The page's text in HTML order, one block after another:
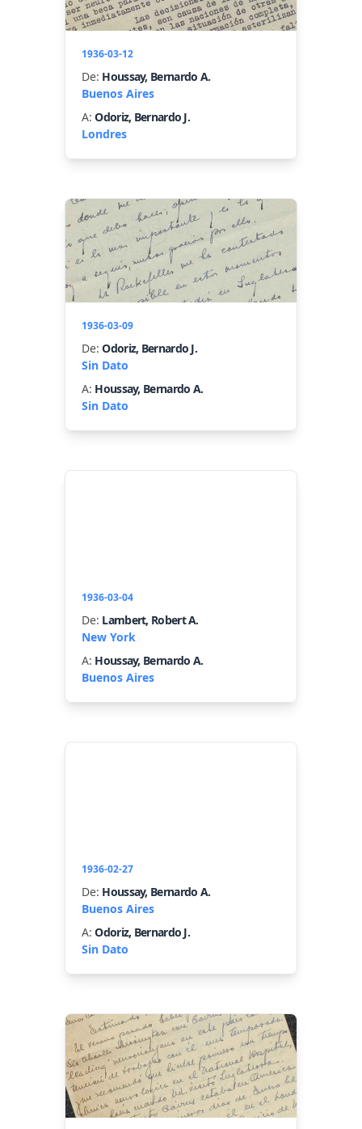
1936-03-12
De: Houssay, Bernardo A.
Buenos Aires
A: Odoriz, Bernardo J.
Londres
1936-03-09
De: Odoriz, Bernardo J.
Sin Dato
A: Houssay, Bernardo A.
Sin Dato
1936-03-04
De: Lambert, Robert A.
New York
A: Houssay, Bernardo A.
Buenos Aires
1936-02-27
De: Houssay, Bernardo A.
Buenos Aires
A: Odoriz, Bernardo J.
Sin Dato